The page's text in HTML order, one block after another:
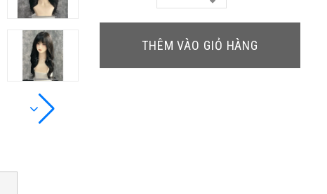
THÊM VÀO GIỎ HÀNG